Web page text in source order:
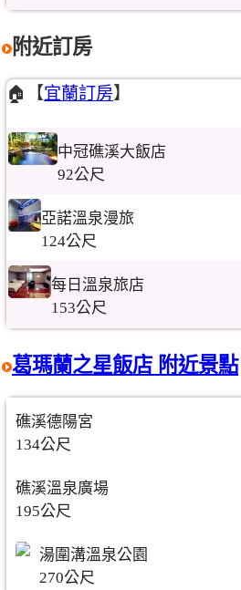
附近訂房
🏠【宜蘭訂房】
中冠礁溪大飯店
92公尺
亞諾溫泉漫旅
124公尺
每日溫泉旅店
153公尺
葛瑪蘭之星飯店 附近景點
礁溪德陽宮
134公尺
礁溪溫泉廣場
195公尺
湯圍溝溫泉公園
270公尺